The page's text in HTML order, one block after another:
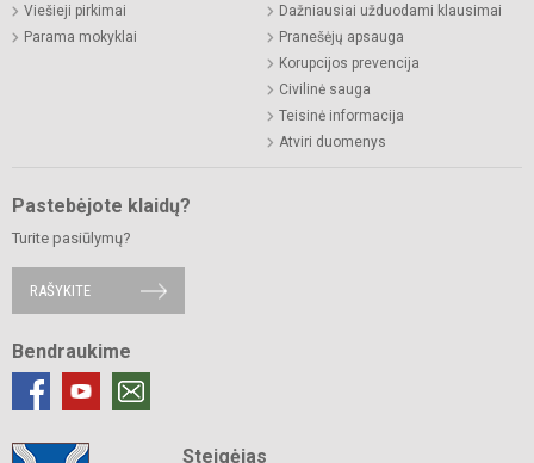
Viešieji pirkimai
Parama mokyklai
Dažniausiai užduodami klausimai
Pranešėjų apsauga
Korupcijos prevencija
Civilinė sauga
Teisinė informacija
Atviri duomenys
Pastebėjote klaidų?
Turite pasiūlymų?
RAŠYKITE
Bendraukime
Steigėjas